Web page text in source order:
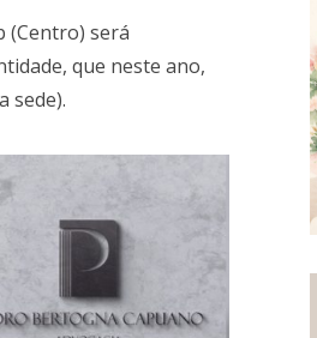
(Centro) será
que neste ano,
sede).